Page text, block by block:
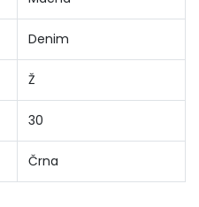
Denim
Ž
30
Črna